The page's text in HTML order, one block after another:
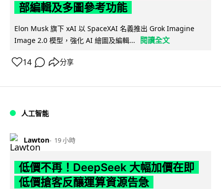
部編輯及多圖參考功能
Elon Musk 旗下 xAI 以 SpaceXAI 名義推出 Grok Imagine
Image 2.0 模型，強化 AI 繪圖及編輯...
閱讀全文
14 分享
人工智能
Lawton 19 小時
低價不再！DeepSeek 大幅加價在即
低價搶客反釀運算資源告急